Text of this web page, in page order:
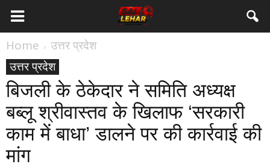
Home
उत्तर प्रदेश
उत्तर प्रदेश
बिजली के ठेकेदार ने समिति अध्यक्ष
बब्लू श्रीवास्तव के खिलाफ ‘सरकारी
काम में बाधा’ डालने पर की कार्रवाई की
मांग